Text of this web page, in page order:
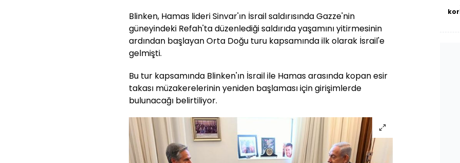
Blinken, Hamas lideri Sinvar'ın İsrail saldırısında Gazze'nin
güneyindeki Refah'ta düzenlediği saldırıda yaşamını yitirmesinin
ardından başlayan Orta Doğu turu kapsamında ilk olarak İsrail'e
gelmişti.
Bu tur kapsamında Blinken'ın İsrail ile Hamas arasında kopan esir
takası müzakerelerinin yeniden başlaması için girişimlerde
bulunacağı belirtiliyor.